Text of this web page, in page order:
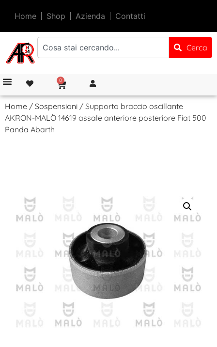
Home Shop Azienda Contatti
Cerca
0
Home / Sospensioni / Supporto braccio oscillante
AKRON-MALÒ 14619 assale anteriore posteriore Fiat 500
Panda Abarth